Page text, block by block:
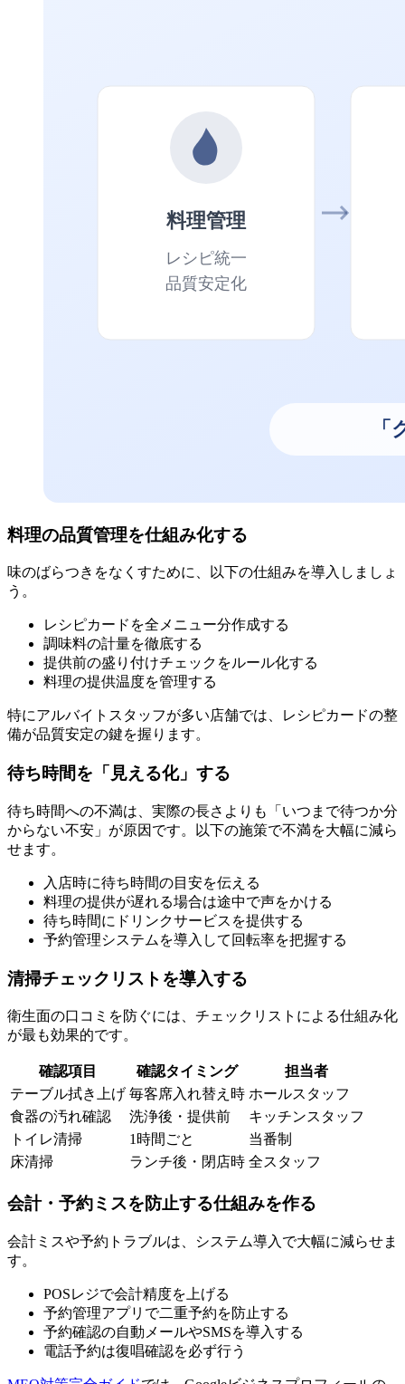
料理の品質管理を仕組み化する
味のばらつきをなくすために、以下の仕組みを導入しましょ
う。
レシピカードを全メニュー分作成する
調味料の計量を徹底する
提供前の盛り付けチェックをルール化する
料理の提供温度を管理する
特にアルバイトスタッフが多い店舗では、レシピカードの整
備が品質安定の鍵を握ります。
待ち時間を「見える化」する
待ち時間への不満は、実際の長さよりも「いつまで待つか分
からない不安」が原因です。以下の施策で不満を大幅に減ら
せます。
入店時に待ち時間の目安を伝える
料理の提供が遅れる場合は途中で声をかける
待ち時間にドリンクサービスを提供する
予約管理システムを導入して回転率を把握する
清掃チェックリストを導入する
衛生面の口コミを防ぐには、チェックリストによる仕組み化
が最も効果的です。
確認項目 確認タイミング
担当者
テーブル拭き上げ 毎客席入れ替え時 ホールスタッフ
食器の汚れ確認
洗浄後・提供前
キッチンスタッフ
トイレ清掃
1時間ごと
当番制
床清掃
ランチ後・閉店時 全スタッフ
会計・予約ミスを防止する仕組みを作る
会計ミスや予約トラブルは、システム導入で大幅に減らせま
す。
POSレジで会計精度を上げる
予約管理アプリで二重予約を防止する
予約確認の自動メールやSMSを導入する
電話予約は復唱確認を必ず行う